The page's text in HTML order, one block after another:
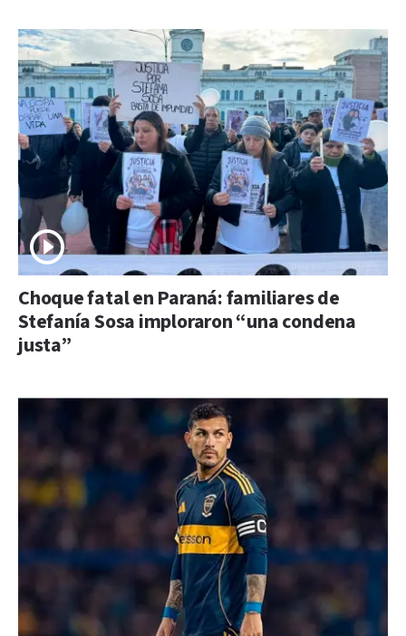
Choque fatal en Paraná: familiares de
Stefanía Sosa imploraron “una condena
justa”